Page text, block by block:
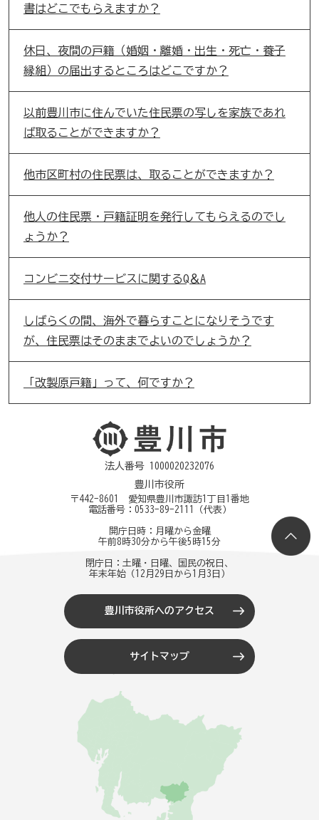
書はどこでもらえますか？
休日、夜間の戸籍（婚姻・離婚・出生・死亡・養子
縁組）の届出するところはどこですか？
以前豊川市に住んでいた住民票の写しを家族であれ
ば取ることができますか？
他市区町村の住民票は、取ることができますか？
他人の住民票・戸籍証明を発行してもらえるのでし
ょうか？
コンビニ交付サービスに関するQ＆A
しばらくの間、海外で暮らすことになりそうです
が、住民票はそのままでよいのでしょうか？
「改製原戸籍」って、何ですか？
法人番号 1000020232076
豊川市役所
〒442-8601 愛知県豊川市諏訪1丁目1番地
電話番号： 0533-89-2111 （代表）
開庁日時：月曜から金曜
午前8時30分から午後5時15分
閉庁日：土曜・日曜、国民の祝日、
年末年始（12月29日から1月3日）
豊川市役所へのアクセス
サイトマップ